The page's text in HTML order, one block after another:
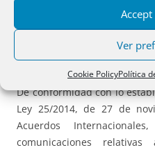
Ver
Cookie PolicyPolítica
Resolución de 27 de
General Técnica, sobre
Ley 25/2014, de 27 de
Acuerdos Internacionales.
De conformidad con lo
Ley 25/2014, de 27 de
Acuerdos
comunicaciones relativas